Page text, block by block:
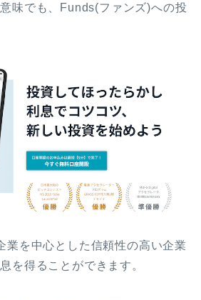
味でも、Funds(ファンズ)への投
業を中心とした信頼性の高い企業
を得ることができます。